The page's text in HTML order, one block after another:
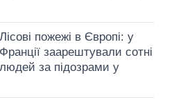
Лісові пожежі в Європі: у
Франції заарештували сотні
людей за підозрами у